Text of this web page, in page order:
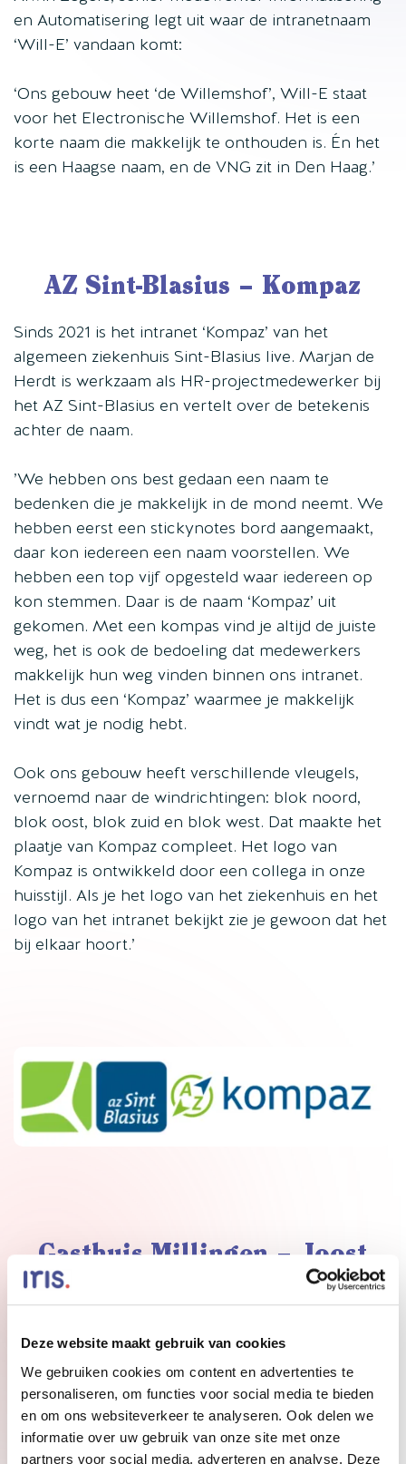
Deze website maakt gebruik van cookies
We gebruiken cookies om content en advertenties te
personaliseren, om functies voor social media te bieden
en om ons websiteverkeer te analyseren. Ook delen we
informatie over uw gebruik van onze site met onze
partners voor social media, adverteren en analyse. Deze
en Automatisering legt uit waar de intranetnaam
‘Will-E’ vandaan komt:
‘Ons gebouw heet ‘de Willemshof’, Will-E staat
voor het Electronische Willemshof. Het is een
korte naam die makkelijk te onthouden is. Én het
is een Haagse naam, en de VNG zit in Den Haag.’
AZ Sint-Blasius – Kompaz
Sinds 2021 is het intranet ‘Kompaz’ van het
algemeen ziekenhuis Sint-Blasius live. Marjan de
Herdt is werkzaam als HR-projectmedewerker bij
het AZ Sint-Blasius en vertelt over de betekenis
achter de naam.
’We hebben ons best gedaan een naam te
bedenken die je makkelijk in de mond neemt. We
hebben eerst een stickynotes bord aangemaakt,
daar kon iedereen een naam voorstellen. We
hebben een top vijf opgesteld waar iedereen op
kon stemmen. Daar is de naam ‘Kompaz’ uit
gekomen. Met een kompas vind je altijd de juiste
weg, het is ook de bedoeling dat medewerkers
makkelijk hun weg vinden binnen ons intranet.
Het is dus een ‘Kompaz’ waarmee je makkelijk
vindt wat je nodig hebt.
Ook ons gebouw heeft verschillende vleugels,
vernoemd naar de windrichtingen: blok noord,
blok oost, blok zuid en blok west. Dat maakte het
plaatje van Kompaz compleet. Het logo van
Kompaz is ontwikkeld door een collega in onze
huisstijl. Als je het logo van het ziekenhuis en het
logo van het intranet bekijkt zie je gewoon dat het
bij elkaar hoort.’
Gasthuis Millingen – Joost
Nienke Kosse is werkzaam als beleidsmedewerker
intranetnaam ‘Joost’ vandaan komt.
‘Joost is ontstaan vanuit ‘Joost mag het weten’ en
is inmiddels helemaal ingeburgerd als de
vraagbaak in het Gasthuis. De introductie van